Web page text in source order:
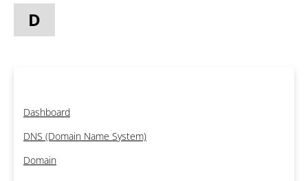
D
Dashboard
DNS (Domain Name System)
Domain